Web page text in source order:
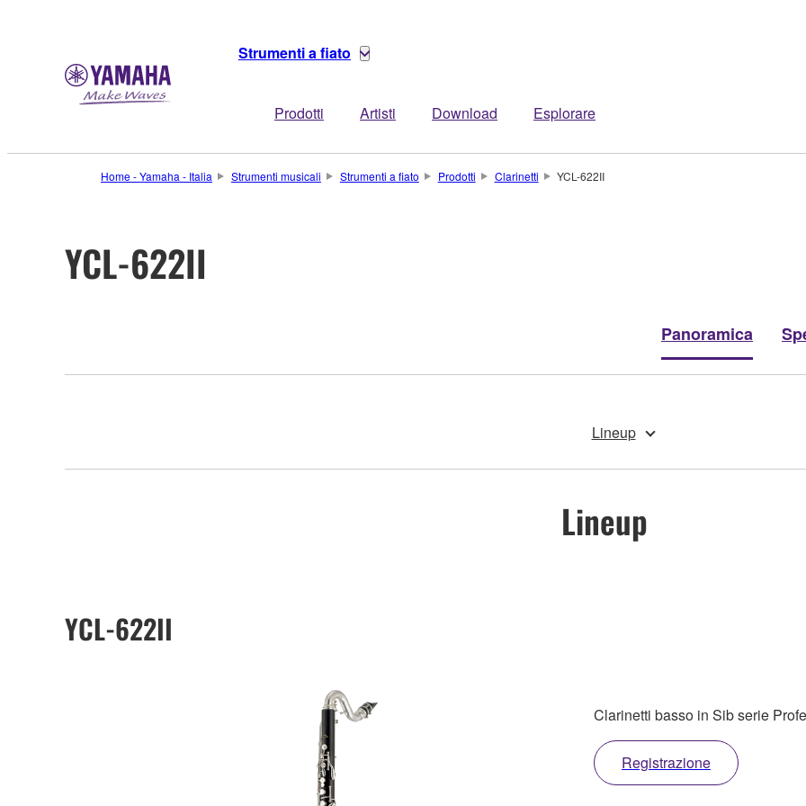
Strumenti a fiato
Prodotti Artisti Download Esplorare
Home - Yamaha - Italia Strumenti musicali Strumenti a fiato Prodotti Clarinetti YCL-622II
YCL-622II
Panoramica
Lineup
Lineup
YCL-622II
Clarinetti basso in Sib serie
Registrazione